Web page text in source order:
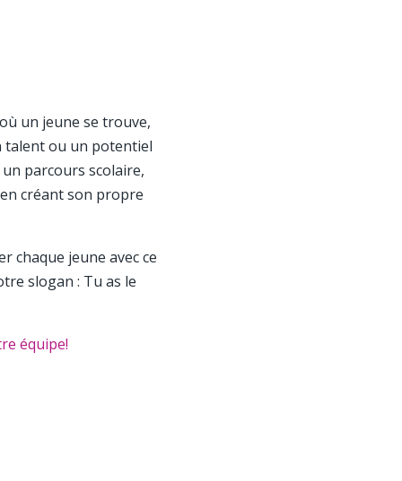
un jeune se trouve,
talent ou un potentiel
parcours scolaire,
créant son propre
chaque jeune avec ce
slogan : Tu as le
équipe!